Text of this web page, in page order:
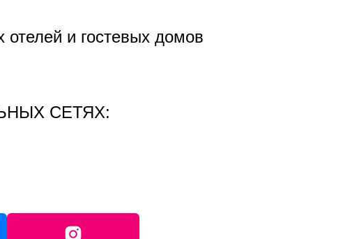
и гостевых домов
СЕТЯХ: